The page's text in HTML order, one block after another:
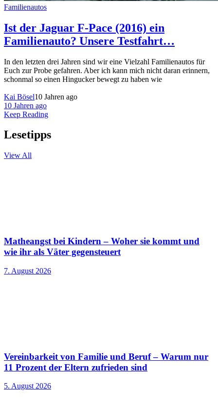
Familienautos
Ist der Jaguar F-Pace (2016) ein
Familienauto? Unsere Testfahrt…
In den letzten drei Jahren sind wir eine Vielzahl Familienautos für
Euch zur Probe gefahren. Aber ich kann mich nicht daran erinnern,
schonmal so einen Hingucker bewegt zu haben wie
Kai Bösel10 Jahren ago
10 Jahren ago
Keep Reading
Lesetipps
View All
Matheangst bei Kindern – Woher sie kommt und
wie ihr als Väter gegensteuert
7. August 2026
Vereinbarkeit von Familie und Beruf – Warum nur
11 Prozent der Eltern zufrieden sind
5. August 2026